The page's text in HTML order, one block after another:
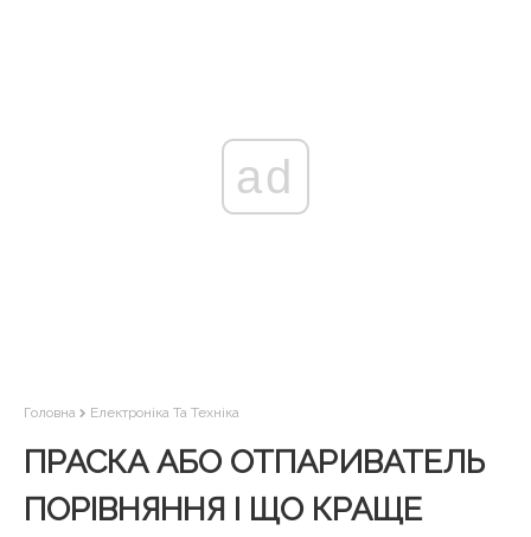
ad
Головна Електроніка Та Техніка
ПРАСКА АБО ОТПАРИВАТЕЛЬ
ПОРІВНЯННЯ І ЩО КРАЩЕ